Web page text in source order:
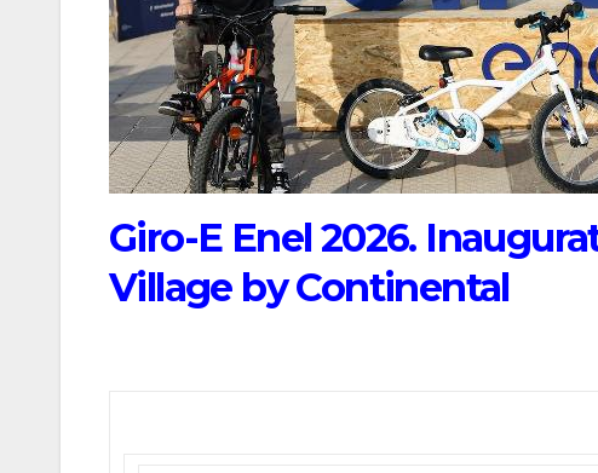
Giro-E Enel 2026.
Village by Continental